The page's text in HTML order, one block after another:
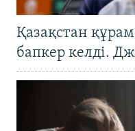
Қазақстан
бапкер келді.